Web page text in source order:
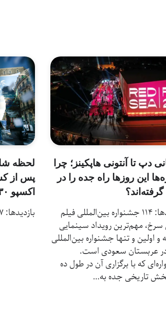
دپ تا آنتونی هاپکینز؛ چرا
این روزها راه جده را در
بازدیدها: 114 جشنواره بین‌المللی فیلم
سرخ، مهم‌ترین رویداد سینمایی
اولین و تنها جشنواره بین‌المللی
عربستان سعودی است.
که با برگزاری آن در طول ده
تاریخی جده به…
لحظه
پس از
اکسپو ۲۰۳۰
بازدیدها: 267 منبع خبر